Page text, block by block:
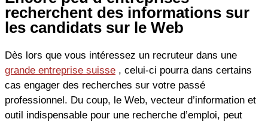
recherchent des informations sur
les candidats sur le Web
Dès lors que vous intéressez un recruteur dans une
grande entreprise suisse , celui-ci pourra dans certains
cas engager des recherches sur votre passé
professionnel. Du coup, le Web, vecteur d’information et
outil indispensable pour une recherche d’emploi, peut